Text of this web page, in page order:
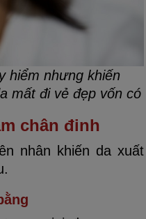
hiểm nhưng khiến
mất đi vẻ đẹp vốn có
chân đinh
nhân khiến da xuất